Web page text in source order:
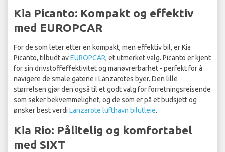
Kia Picanto: Kompakt og effektiv
med EUROPCAR
For de som leter etter en kompakt, men effektiv bil, er Kia
Picanto, tilbudt avEUROPCAR, et utmerket valg. Picanto er kjent
for sin drivstoffeffektivitet og manøvrerbarhet - perfekt for å
navigere de smale gatene i Lanzarotes byer. Den lille
størrelsen gjør den også til et godt valg for forretningsreisende
som søker bekvemmelighet, og de som er på et budsjett og
ønsker best verdi Lanzarote lufthavn bilutleie.
Kia Rio: Pålitelig og komfortabel
med SIXT